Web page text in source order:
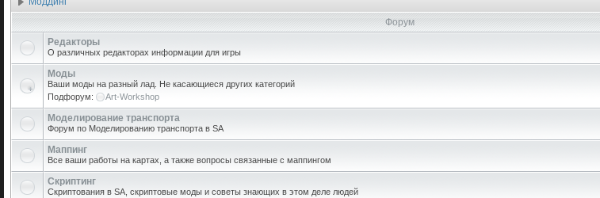
Форум
Редакторы
О различных редакторах информации для игры
Моды
Ваши моды на разный лад. Не касающиеся других категорий
Подфорум:
Art-Workshop
Моделирование транспорта
Форум по Моделированию транспорта в SA
Маппинг
Все ваши работы на картах, а также вопросы связанные с маппингом
Скриптинг
Скриптования в SA, скриптовые моды и советы знающих в этом деле людей